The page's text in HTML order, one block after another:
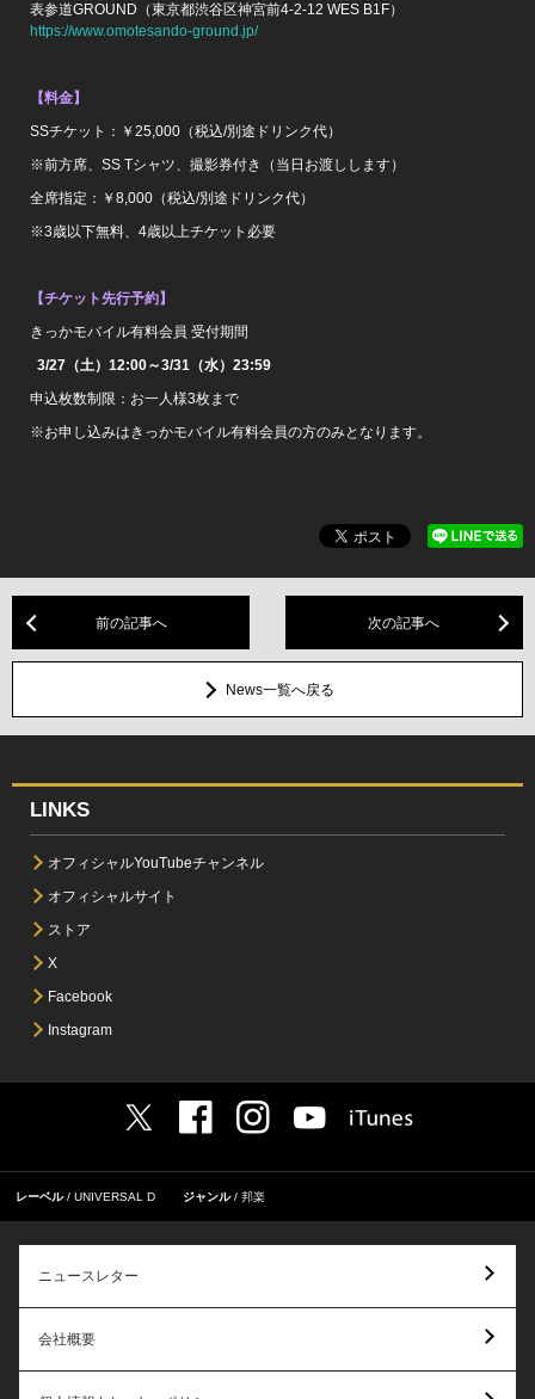
表参道GROUND（東京都渋谷区神宮前4-2-12 WES B1F）
https://www.omotesando-ground.jp/
【料金】
SSチケット：￥25,000（税込/別途ドリンク代）
※前方席、SS Tシャツ、撮影券付き（当日お渡しします）
全席指定：￥8,000（税込/別途ドリンク代）
※3歳以下無料、4歳以上チケット必要
【チケット先行予約】
きっかモバイル有料会員 受付期間
3/27（土）12:00～3/31（水）23:59
申込枚数制限：お一人様3枚まで
※お申し込みはきっかモバイル有料会員の方のみとなります。
前の記事へ 次の記事へ
News一覧へ戻る
LINKS
オフィシャルYouTubeチャンネル
オフィシャルサイト
ストア
X
Facebook
Instagram
レーベル UNIVERSAL D ジャンル 邦楽
ニュースレター
会社概要